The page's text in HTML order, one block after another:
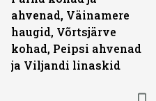
ahvenad, Väinamere
haugid, Võrtsjärve
kohad, Peipsi ahvenad
ja Viljandi linaskid